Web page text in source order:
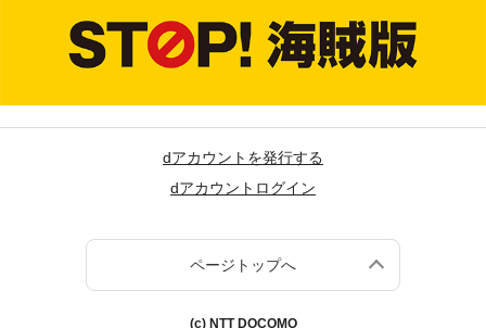
dアカウントを発行する
dアカウントログイン
ページトップへ
(c) NTT DOCOMO